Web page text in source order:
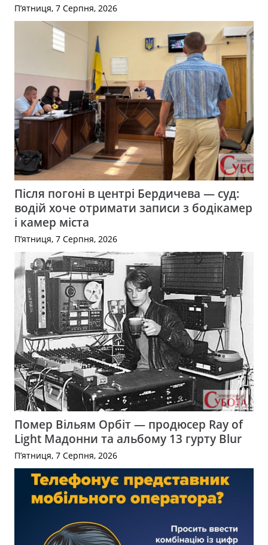
П’ятниця, 7 Серпня, 2026
Після погоні в центрі Бердичева — суд:
водій хоче отримати записи з бодікамер
і камер міста
П’ятниця, 7 Серпня, 2026
Помер Вільям Орбіт — продюсер Ray of
Light Мадонни та альбому 13 гурту Blur
П’ятниця, 7 Серпня, 2026